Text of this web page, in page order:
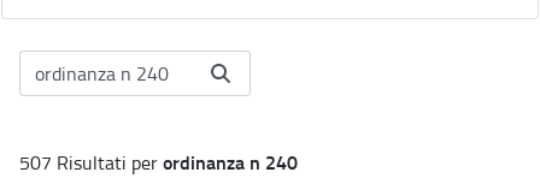
507 Risultati perordinanza n 240